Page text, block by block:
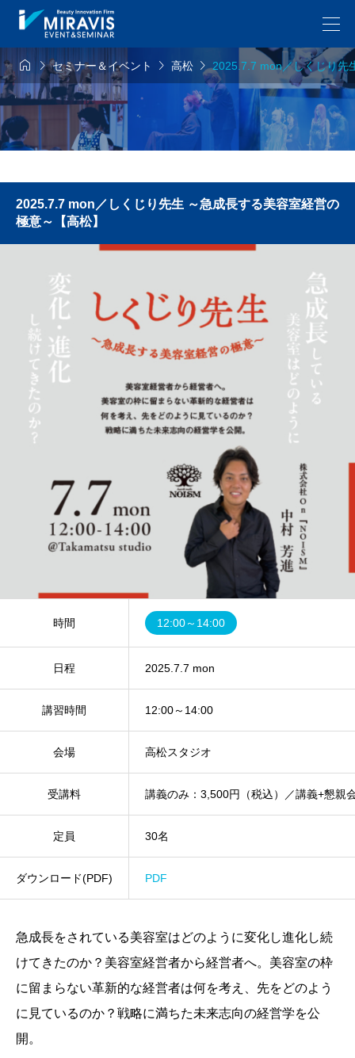
 セミナー＆イベント  高松 2025.7.7 mon／しくじり先
2025.7.7 mon／しくじり先生 ～急成長する美容室経営の
極意～【高松】
時間 12:00～14:00
日程 2025.7.7 mon
講習時間 12:00～14:00
会場 高松スタジオ
受講料 講義のみ：3,500円（税込）／講義+懇親
定員 30名
ダウンロード(PDF) PDF
急成長をされている美容室はどのように変化し進化し続
けてきたのか？美容室経営者から経営者へ。美容室の枠
に留まらない革新的な経営者は何を考え、先をどのよう
に見ているのか？戦略に満ちた未来志向の経営学を公
開。